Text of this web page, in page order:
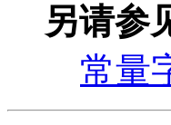
另请参
常量